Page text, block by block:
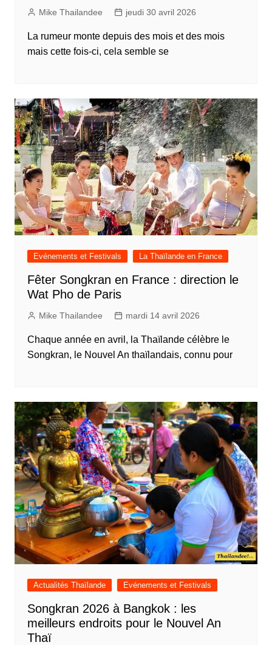
Mike Thailandee jeudi 30 avril 2026
La rumeur monte depuis des mois et des mois
mais cette fois-ci, cela semble se
Evénements et Festivals La Thaïlande en France
Fêter Songkran en France : direction le
Wat Pho de Paris
Mike Thailandee mardi 14 avril 2026
Chaque année en avril, la Thaïlande célèbre le
Songkran, le Nouvel An thaïlandais, connu pour
Actualités Thaïlande Evénements et Festivals
Songkran 2026 à Bangkok : les
meilleurs endroits pour le Nouvel An
Thaï